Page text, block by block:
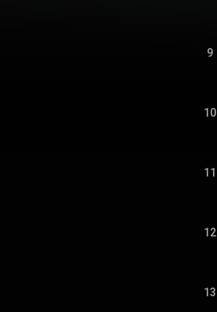
9
10
11
12
13